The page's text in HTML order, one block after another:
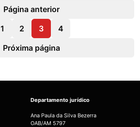
Página anterior
1
2 3
4
Próxima página
Departamento jurídico
Ana Paula da Silva Bezerra
OAB/AM 5797